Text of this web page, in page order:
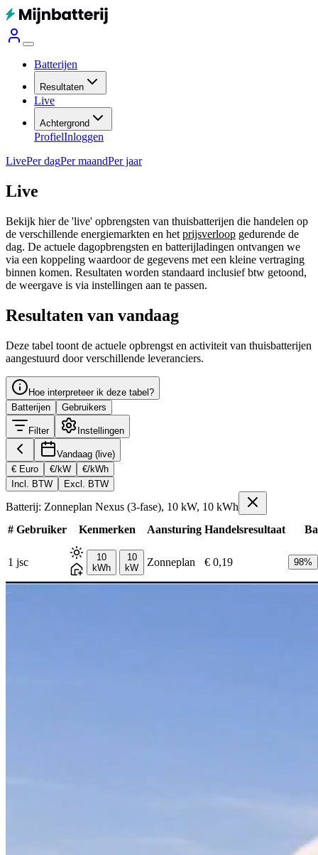
Batterijen
Resultaten
Live
Achtergrond
ProfielInloggen
LivePer dagPer maandPer jaar
Live
Bekijk hier de 'live' opbrengsten van thuisbatterijen die handelen op
de verschillende energiemarkten en het prijsverloop gedurende de
dag. De actuele dagopbrengsten en batterijladingen ontvangen we
via een koppeling waardoor de gegevens met een kleine vertraging
binnen komen. Resultaten worden standaard inclusief btw getoond,
de weergave is via instellingen aan te passen.
Resultaten van vandaag
Deze tabel toont de actuele opbrengst en activiteit van thuisbatterijen
aangestuurd door verschillende leveranciers.
Hoe interpreteer ik deze tabel?
Batterijen
Gebruikers
Filter Instellingen
Vandaag (live)
€ Euro
€/kW
€/kWh
Incl. BTW
Excl. BTW
Batterij: Zonneplan Nexus (3-fase), 10 kW, 10 kWh
# Gebruiker Kenmerken Aansturing Handelsresultaat
1 jsc
10
kWh
10
kW
Zonneplan € 0,19 98%